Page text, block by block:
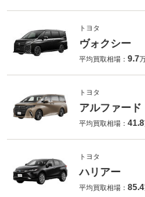
トヨタ
ヴォクシー
平均買取相場： 9.7
トヨタ
アルファード
平均買取相場： 41.8
トヨタ
ハリアー
平均買取相場： 85.4